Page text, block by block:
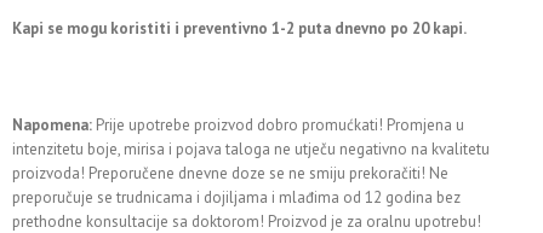
Kapi se mogu koristiti i preventivno 1-2 puta dnevno po 20 kapi.
Napomena: Prije upotrebe proizvod dobro promućkati! Promjena u
intenzitetu boje, mirisa i pojava taloga ne utječu negativno na kvalitetu
proizvoda! Preporučene dnevne doze se ne smiju prekoračiti! Ne
preporučuje se trudnicama i dojiljama i mlađima od 12 godina bez
prethodne konsultacije sa doktorom! Proizvod je za oralnu upotrebu!